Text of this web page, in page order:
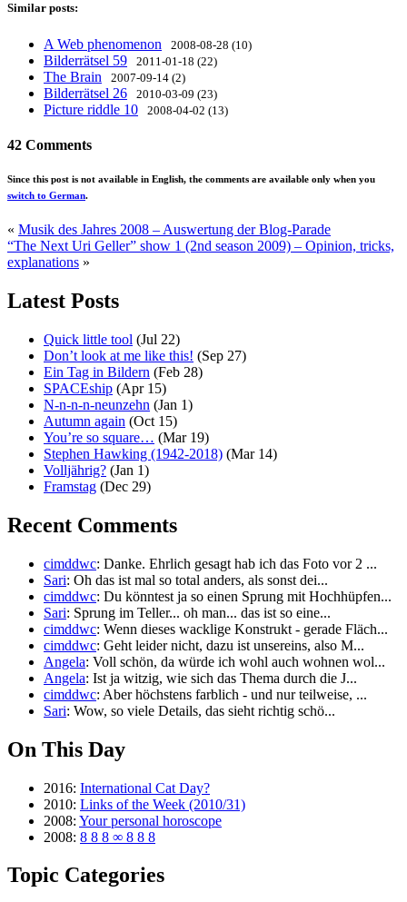
Similar posts:
A Web phenomenon 2008-08-28 (10)
Bilderrätsel 59 2011-01-18 (22)
The Brain 2007-09-14 (2)
Bilderrätsel 26 2010-03-09 (23)
Picture riddle 10 2008-04-02 (13)
42 Comments
Since this post is not available in English, the comments are available only when you
switch to German.
« Musik des Jahres 2008 – Auswertung der Blog-Parade
“The Next Uri Geller” show 1 (2nd season 2009) – Opinion, tricks,
explanations »
Latest Posts
Quick little tool (Jul 22)
Don’t look at me like this! (Sep 27)
Ein Tag in Bildern (Feb 28)
SPACEship (Apr 15)
N-n-n-n-neunzehn (Jan 1)
Autumn again (Oct 15)
You’re so square… (Mar 19)
Stephen Hawking (1942-2018) (Mar 14)
Volljährig? (Jan 1)
Framstag (Dec 29)
Recent Comments
cimddwc: Danke. Ehrlich gesagt hab ich das Foto vor 2 ...
Sari: Oh das ist mal so total anders, als sonst dei...
cimddwc: Du könntest ja so einen Sprung mit Hochhüpfen...
Sari: Sprung im Teller... oh man... das ist so eine...
cimddwc: Wenn dieses wacklige Konstrukt - gerade Fläch...
cimddwc: Geht leider nicht, dazu ist unsereins, also M...
Angela: Voll schön, da würde ich wohl auch wohnen wol...
Angela: Ist ja witzig, wie sich das Thema durch die J...
cimddwc: Aber höchstens farblich - und nur teilweise, ...
Sari: Wow, so viele Details, das sieht richtig schö...
On This Day
2016: International Cat Day?
2010: Links of the Week (2010/31)
2008: Your personal horoscope
2008: 8 8 8 ∞ 8 8 8
Topic Categories